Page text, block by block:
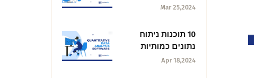
לקידום העסק שלך
Mar 25,2024
10 תוכנות ניתוח
נתונים כמותיות
למדעני נתונים
Apr 18,2024